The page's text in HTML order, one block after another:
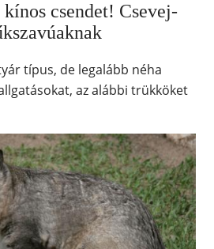
csendet! Csevej-
típus, de legalább néha
az alábbi trükköket